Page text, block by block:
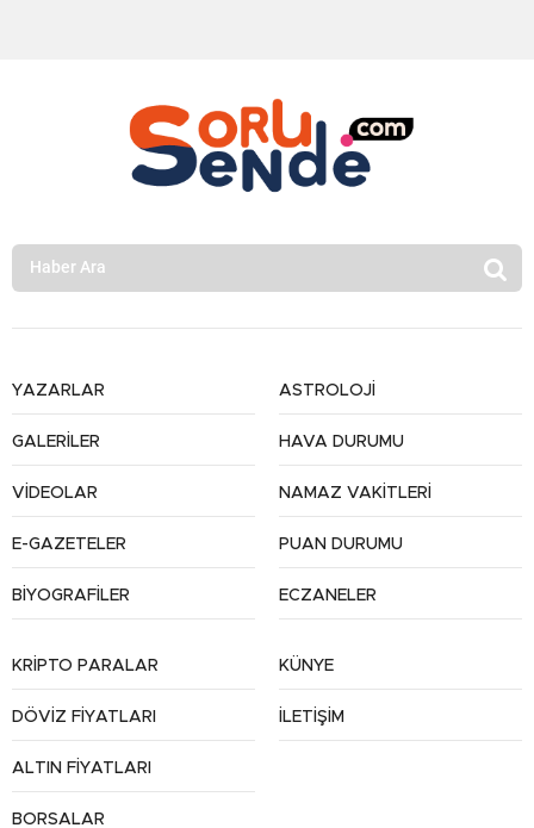
YAZARLAR
GALERİLER
VİDEOLAR
E-GAZETELER
BİYOGRAFİLER
ASTROLOJİ
HAVA DURUMU
NAMAZ VAKİTLERİ
PUAN DURUMU
ECZANELER
KRİPTO PARALAR
DÖVİZ FİYATLARI
ALTIN FİYATLARI
BORSALAR
KÜNYE
İLETİŞİM